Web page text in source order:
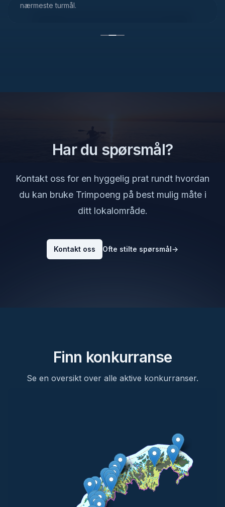
nærmeste turmål.
Har du spørsmål?
Kontakt oss for en hyggelig prat rundt hvordan
du kan bruke Trimpoeng på best mulig måte i
ditt lokalområde.
Kontakt oss Ofte stilte spørsmål→
Finn konkurranse
Se en oversikt over alle aktive konkurranser.